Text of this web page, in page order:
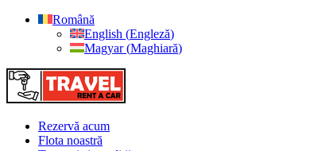
Română
English (Engleză)
Magyar(Maghiară)
Rezervă acum
Flota noastră